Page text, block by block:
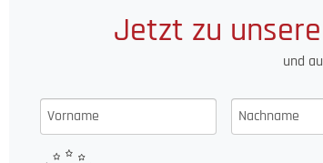
Jetzt zu
und